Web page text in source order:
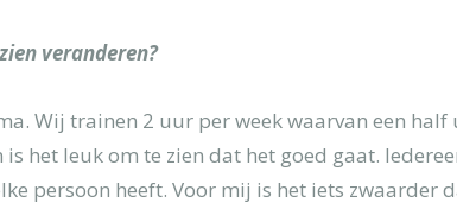
veranderen?
Wij trainen 2 uur per week waarvan een
het leuk om te zien dat het goed gaat.
persoon heeft. Voor mij is het iets zwaarder